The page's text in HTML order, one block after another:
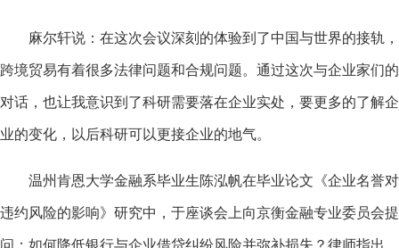
麻尔轩说：在这次会议深刻的体验到了中国与世界的接轨，
跨境贸易有着很多法律问题和合规问题。通过这次与企业家们的
对话，也让我意识到了科研需要落在企业实处，要更多的了解企
业的变化，以后科研可以更接企业的地气。
温州肯恩大学金融系毕业生陈泓帆在毕业论文《企业名誉对
违约风险的影响》研究中，于座谈会上向京衡金融专业委员会提
问：如何降低银行与企业借贷纠纷风险并弥补损失？律师指出，